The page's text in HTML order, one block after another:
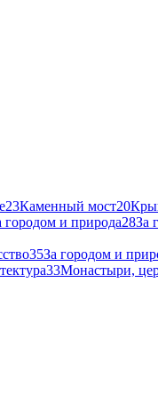
23Каменный мост20
городом и природа28За
35За городом и
33Монастыри,